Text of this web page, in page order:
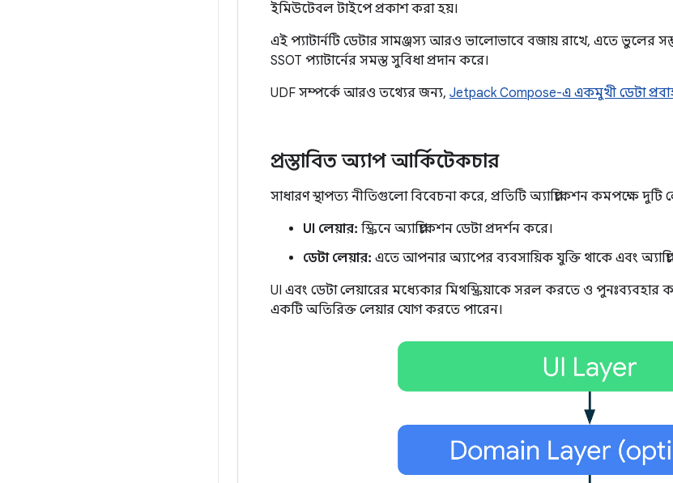
ইমিউটেবল টাইপে প্রকাশ করা হয়।
এই প্যাটার্নটি ডেটার সামঞ্জস্য আরও ভালোভাবে বজায় রাখে, এতে ভুলের
SSOT প্যাটার্নের সমস্ত সুবিধা প্রদান করে।
UDF সম্পর্কে আরও তথ্যের জন্য, Jetpack Compose-এ একমুখী ডেটা
প্রস্তাবিত অ্যাপ আর্কিটেকচার
সাধারণ স্থাপত্য নীতিগুলো বিবেচনা করে, প্রতিটি অ্যাপ্লিকেশন কমপক্ষে
UI লেয়ার: স্ক্রিনে অ্যাপ্লিকেশন ডেটা প্রদর্শন করে।
ডেটা লেয়ার: এতে আপনার অ্যাপের ব্যবসায়িক যুক্তি থাকে এবং
UI এবং ডেটা লেয়ারের মধ্যেকার মিথস্ক্রিয়াকে সরল করতে ও
একটি অতিরিক্ত লেয়ার যোগ করতে পারেন।